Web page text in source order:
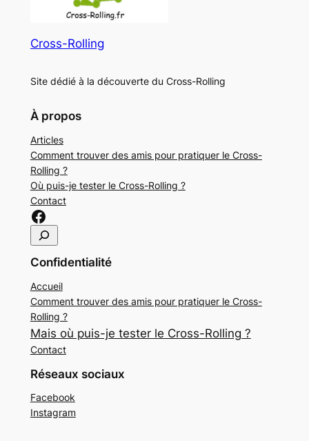
Cross-Rolling
Site dédié à la découverte du Cross-Rolling
À propos
Articles
Comment trouver des amis pour pratiquer le Cross-
Rolling ?
Où puis-je tester le Cross-Rolling ?
Contact
Lien sur Facebook Cross-Rolling
e
c
e
r
c
h
e
r
Confidentialité
Accueil
Comment trouver des amis pour pratiquer le Cross-
Rolling ?
Mais où puis-je tester le Cross-Rolling ?
Contact
Réseaux sociaux
Facebook
Instagram